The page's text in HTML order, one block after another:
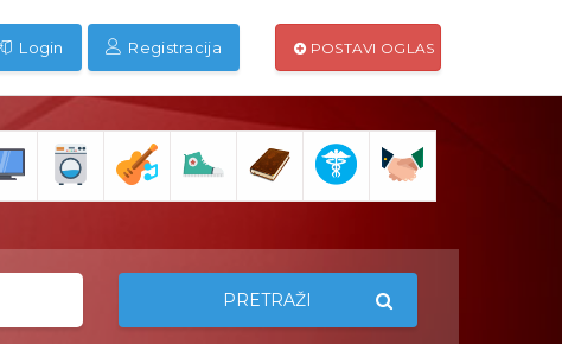
Login Registracija POSTAVI OGLAS
PRETRAŽI